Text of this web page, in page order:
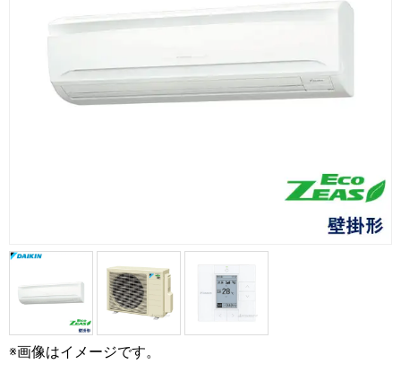
※画像はイメージです。